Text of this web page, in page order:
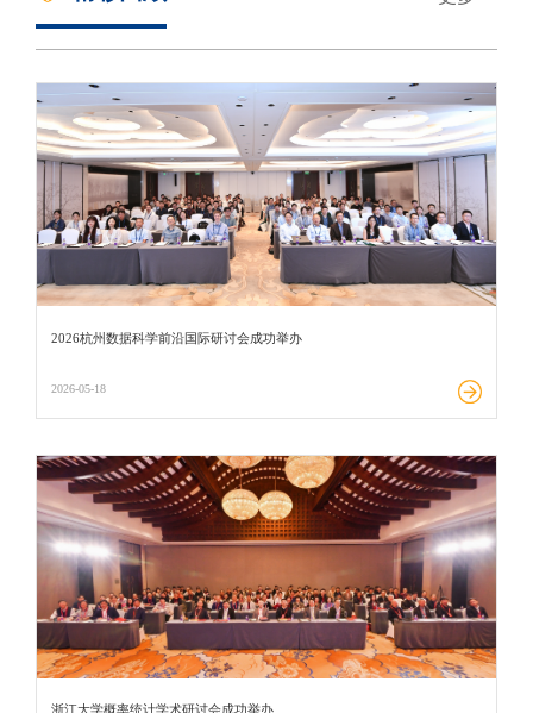
2026杭州数据科学前沿国际研讨会成功举办
2026-05-18
浙江大学概率统计学术研讨会成功举办